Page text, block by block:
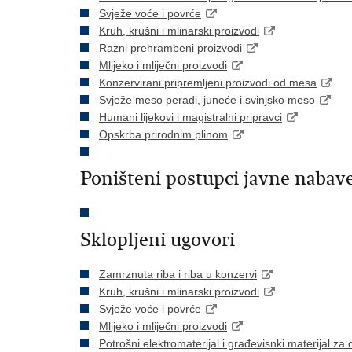
Svježe voće i povrće
Kruh, krušni i mlinarski proizvodi
Razni prehrambeni proizvodi
Mlijeko i mliječni proizvodi
Konzervirani pripremljeni proizvodi od mesa
Svježe meso peradi, juneće i svinjsko meso
Humani lijekovi i magistralni pripravci
Opskrba prirodnim plinom
Poništeni postupci javne
Sklopljeni ugovori
Zamrznuta riba i riba u konzervi
Kruh, krušni i mlinarski proizvodi
Svježe voće i povrće
Mlijeko i mliječni proizvodi
Potrošni elektromaterijal i građevisnki materijal za